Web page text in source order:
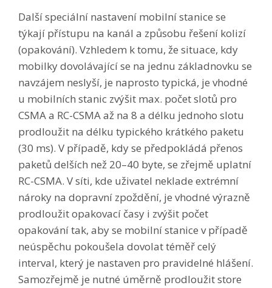
Další speciální nastavení mobilní stanice se
týkají přístupu na kanál a způsobu řešení kolizí
(opakování). Vzhledem k tomu, že situace, kdy
mobilky dovolávající se na jednu základnovku se
navzájem neslyší, je naprosto typická, je vhodné
u mobilních stanic zvýšit max. počet slotů pro
CSMA a RC-CSMA až na 8 a délku jednoho slotu
prodloužit na délku typického krátkého paketu
(30 ms). V případě, kdy se předpokládá přenos
paketů delších než 20–40 byte, se zřejmě uplatní
RC-CSMA. V síti, kde uživatel neklade extrémní
nároky na dopravní zpoždění, je vhodné výrazně
prodloužit opakovací časy i zvýšit počet
opakování tak, aby se mobilní stanice v případě
neúspěchu pokoušela dovolat téměř celý
interval, který je nastaven pro pravidelné hlášení.
Samozřejmě je nutné úměrně prodloužit store